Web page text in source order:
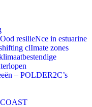
resilieNce in estuarine
clImate zones
– POLDER2C’s